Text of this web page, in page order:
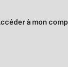
Accéder à mon